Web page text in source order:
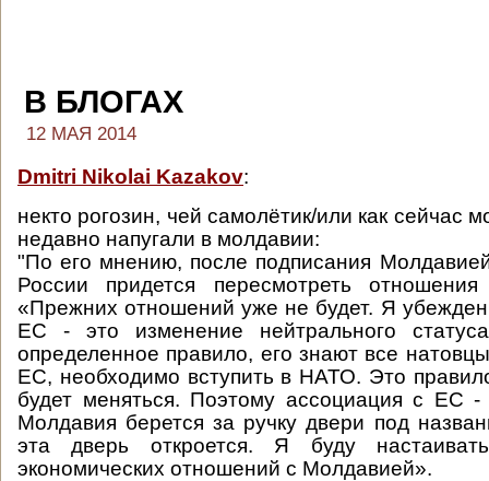
В БЛОГАХ
12 МАЯ 2014
Dmitri Nikolai Kazakov:
некто рогозин, чей самолётик/или как сейчас
недавно напугали в молдавии:
"По его мнению, после подписания
России придется пересмотреть
«Прежних отношений уже не будет. Я
ЕС - это изменение нейтрального
определенное правило, его знают все
ЕС, необходимо вступить в НАТО. Это
будет меняться. Поэтому ассоциация с ЕС -
Молдавия берется за ручку двери под
эта дверь откроется. Я буду
экономических отношений с Молдавией».